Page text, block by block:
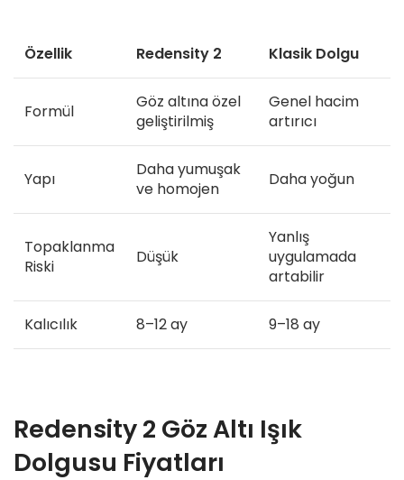
Özellik Redensity 2 Klasik Dolgu
Formül
Göz altına özel
geliştirilmiş
Genel hacim
artırıcı
Yapı
Daha yumuşak
ve homojen
Daha yoğun
Topaklanma
Riski
Düşük
Yanlış
uygulamada
artabilir
Kalıcılık 8–12 ay 9–18 ay
Redensity 2 Göz Altı Işık
Dolgusu Fiyatları